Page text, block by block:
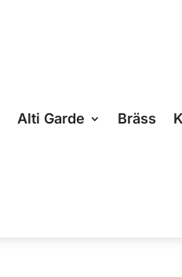
Alti Garde Bräss